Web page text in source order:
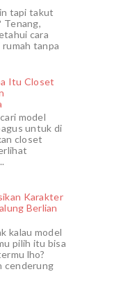
tapi takut
Tenang,
cara
tanpa
Itu Closet
model
untuk di
closet
Karakter
Berlian
kalau model
pilih itu bisa
lho?
cenderung